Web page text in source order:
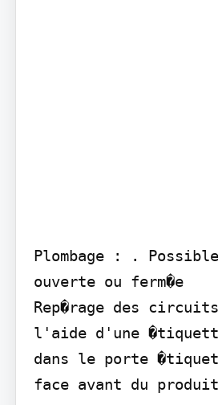
Plombage : .
ouverte ou ferm�e
Rep�rage des
l'aide d'une
dans le porte
face avant du